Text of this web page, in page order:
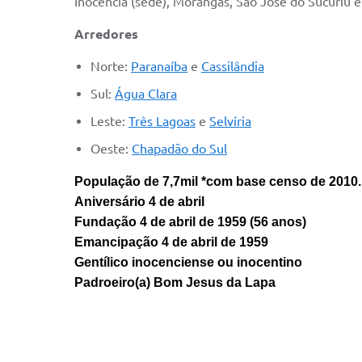
Arredores
Norte: Paranaíba e Cassilândia
Sul: Água Clara
Leste: Três Lagoas e Selvíria
Oeste: Chapadão do Sul
População de 7,7mil *com base censo de 2010.
Aniversário 4 de abril
Fundação 4 de abril de 1959 (56 anos)
Emancipação 4 de abril de 1959
Gentílico inocenciense ou inocentino
Padroeiro(a) Bom Jesus da Lapa